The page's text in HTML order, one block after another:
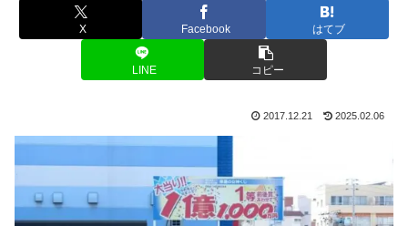
X Facebook はてブ
LINE コピー
2017.12.21 2025.02.06